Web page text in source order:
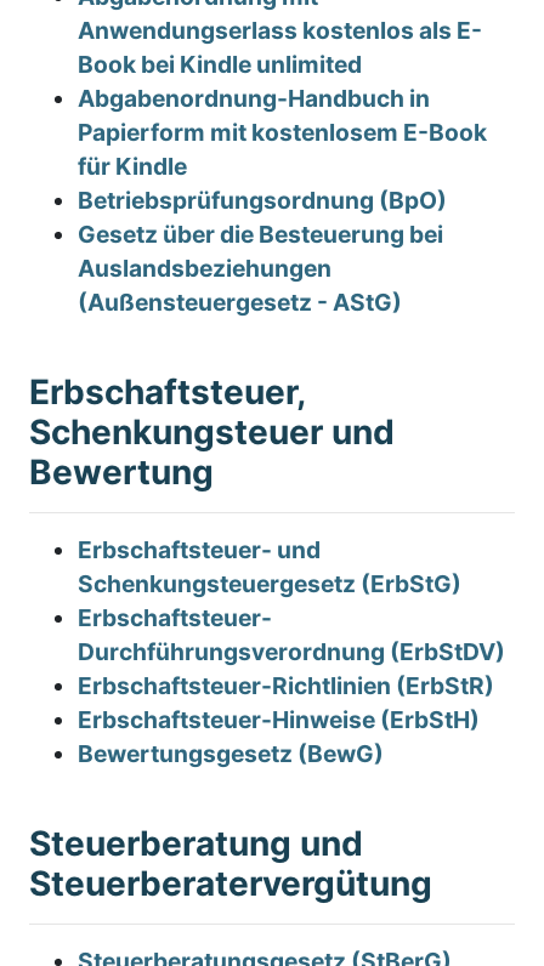
Anwendungserlass kostenlos als E-
Book bei Kindle unlimited
Abgabenordnung-Handbuch in
Papierform mit kostenlosem E-Book
für Kindle
Betriebsprüfungsordnung (BpO)
Gesetz über die Besteuerung bei
Auslandsbeziehungen
(Außensteuergesetz - AStG)
Erbschaftsteuer,
Schenkungsteuer und
Bewertung
Erbschaftsteuer- und
Schenkungsteuergesetz (ErbStG)
Erbschaftsteuer-
Durchführungsverordnung (ErbStDV)
Erbschaftsteuer-Richtlinien (ErbStR)
Erbschaftsteuer-Hinweise (ErbStH)
Bewertungsgesetz (BewG)
Steuerberatung und
Steuerberatervergütung